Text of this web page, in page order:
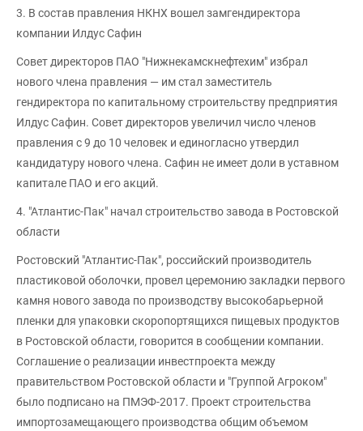
3. В состав правления НКНХ вошел замгендиректора
компании Илдус Сафин
Совет директоров ПАО "Нижнекамскнефтехим" избрал
нового члена правления — им стал заместитель
гендиректора по капитальному строительству предприятия
Илдус Сафин. Совет директоров увеличил число членов
правления с 9 до 10 человек и единогласно утвердил
кандидатуру нового члена. Сафин не имеет доли в уставном
капитале ПАО и его акций.
4. "Атлантис-Пак" начал строительство завода в Ростовской
области
Ростовский "Атлантис-Пак", российский производитель
пластиковой оболочки, провел церемонию закладки первого
камня нового завода по производству высокобарьерной
пленки для упаковки скоропортящихся пищевых продуктов
в Ростовской области, говорится в сообщении компании.
Соглашение о реализации инвестпроекта между
правительством Ростовской области и "Группой Агроком"
было подписано на ПМЭФ-2017. Проект строительства
импортозамещающего производства общим объемом